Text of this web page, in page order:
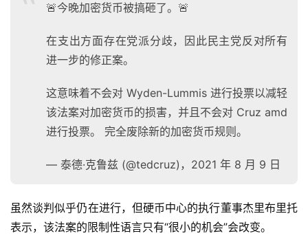
🚨今晚加密货币被搞砸了。🚨
在支出方面存在党派分歧，因此民主党反对所有
进一步的修正案。
这意味着不会对 Wyden-Lummis 进行投票以减轻
该法案对加密货币的损害，并且不会对 Cruz amd
进行投票。 完全废除新的加密货币规则。
— 泰德·克鲁兹 (@tedcruz)，2021 年 8 月 9 日
虽然谈判似乎仍在进行，但硬币中心的执行董事杰里布里托
表示，该法案的限制性语言只有“很小的机会”会改变。